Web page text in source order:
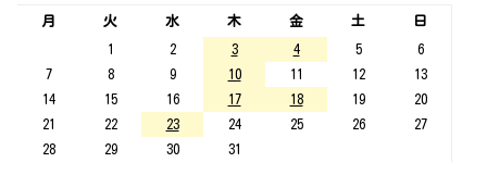
月 火 水 木 金 土
日
1
2 3 4 5
6
7
8 9 10 11 12
13
14
15 16 17 18 19
20
21
22 23 24 25 26
27
28
29 30 31